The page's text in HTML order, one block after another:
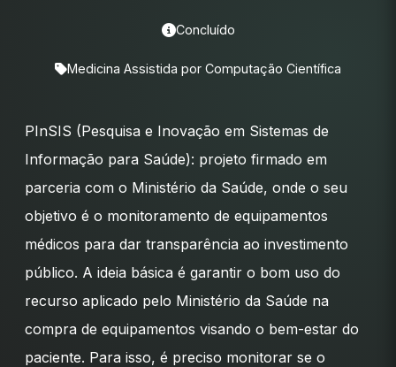
Concluído
Medicina Assistida por Computação Científica
PInSIS (Pesquisa e Inovação em Sistemas de
Informação para Saúde): projeto firmado em
parceria com o Ministério da Saúde, onde o seu
objetivo é o monitoramento de equipamentos
médicos para dar transparência ao investimento
público. A ideia básica é garantir o bom uso do
recurso aplicado pelo Ministério da Saúde na
compra de equipamentos visando o bem-estar do
paciente. Para isso, é preciso monitorar se o